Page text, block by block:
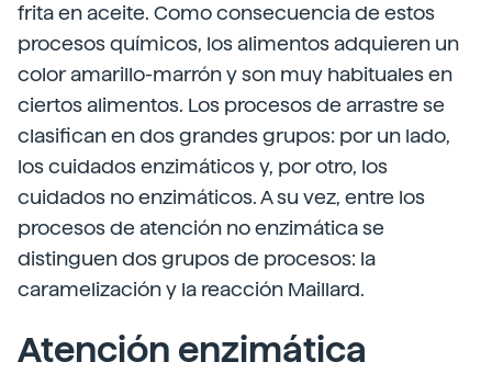
frita en aceite. Como consecuencia de estos
procesos químicos, los alimentos adquieren un
color amarillo-marrón y son muy habituales en
ciertos alimentos. Los procesos de arrastre se
clasifican en dos grandes grupos: por un lado,
los cuidados enzimáticos y, por otro, los
cuidados no enzimáticos. A su vez, entre los
procesos de atención no enzimática se
distinguen dos grupos de procesos: la
caramelización y la reacción Maillard.
Atención enzimática